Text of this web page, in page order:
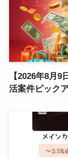
【2026年8月
活案件ピック